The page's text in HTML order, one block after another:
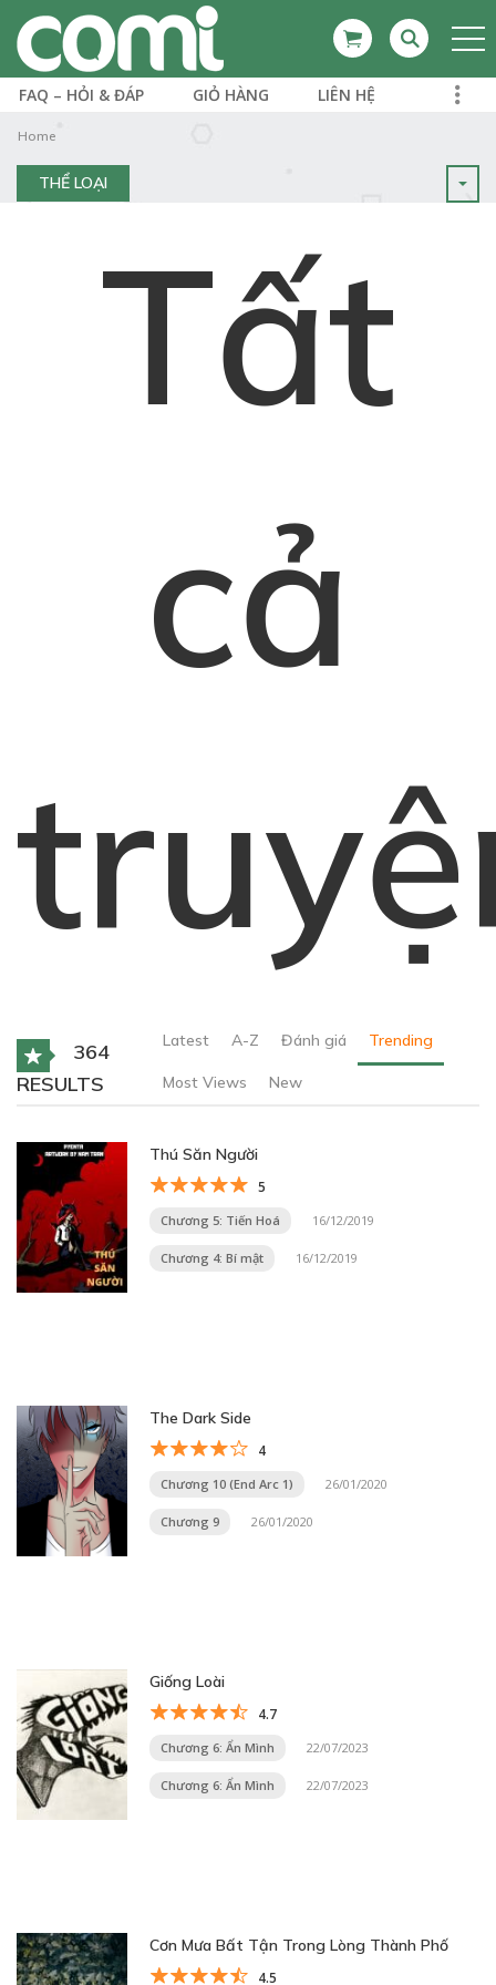
FAQ – HỎI & ĐÁP GIỎ HÀNG LIÊN HỆ
Home
THỂ LOẠI
Tất
cả
364
RESULTS
Latest A-Z Đánh giá Trending
Most Views New
Thú Săn Người
5
Chương 5: Tiến Hoá 16/12/2019
Chương 4: Bí mật 16/12/2019
The Dark Side
4
Chương 10 (End Arc 1) 26/01/2020
Chương 9 26/01/2020
Giống Loài
4.7
Chương 6: Ẩn Mình 22/07/2023
Chương 6: Ẩn Mình 22/07/2023
Cơn Mưa Bất Tận Trong Lòng Thành Phố
4.5